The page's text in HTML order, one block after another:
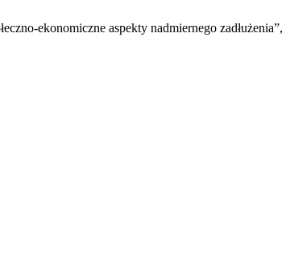
ekonomiczne aspekty nadmiernego zadłużenia”,